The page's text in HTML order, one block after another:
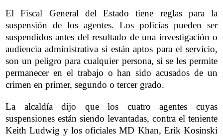
El Fiscal General del Estado tiene reglas para la
suspensión de los agentes. Los policías pueden ser
suspendidos antes del resultado de una investigación o
audiencia administrativa si están aptos para el servicio,
son un peligro para cualquier persona, si se les permite
permanecer en el trabajo o han sido acusados de un
crimen en primer, segundo o tercer grado.
La alcaldía dijo que los cuatro agentes cuyas
suspensiones están siendo levantadas, contra el teniente
Keith Ludwig y los oficiales MD Khan, Erik Kosinski